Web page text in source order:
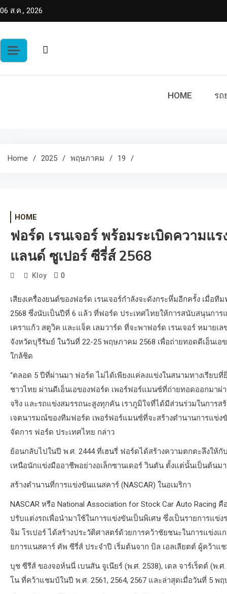
Skip
to
06 ส.ค., 2026
HOME ร
Home 2025 พฤษภาคม 19
HOME
ฟอร์ด เรนเจอร์ พร้อมระเบิดความแ
แลนด์ ซูเปอร์ ซีรี่ส์ 2568
Kloy 0
เสียงเครื่องยนต์ของฟอร์ด เรนเจอร์กำลังจะดังกระหึ่มอีกครั้ง เมื่
2568 ซึ่งนับเป็นปีที่ 6 แล้ว ที่ฟอร์ด ประเทศไทยให้การสนับสนุนกา
เคราแก้ว สตูวิค และแจ็ค เลมวาร์ด ที่จะพาฟอร์ด เรนเจอร์ หมาย
จังหวัดบุรีรัมย์ ในวันที่ 22-25 พฤษภาคม 2568 เพื่อถ่ายทอดดีเอ็น
ใกล้ชิด
“ตลอด 5 ปีที่ผ่านมา ฟอร์ด ไม่ได้เพียงแค่ลงแข่งในสนามทางเรี
ชาวไทย ผ่านดีเอ็นเอของฟอร์ด เพอร์ฟอร์แมนซ์ที่ถ่ายทอดออกมา
จริง และรถแข่งสมรรถนะสูงทุกคัน เราภูมิใจที่ได้มีส่วนร่วมในการ
เจตนารมณ์ของทีมฟอร์ด เพอร์ฟอร์แมนซ์ที่จะสร้างตำนานการแข่ง
จัดการ ฟอร์ด ประเทศไทย กล่าว
ย้อนกลับไปในปี พ.ศ. 2444 ที่เฮนรี่ ฟอร์ดได้สร้างความตกตะลึงใ
เหนือนักแข่งมืออาชีพอย่างอเล็กซานเดอร์ วินตัน ตั้งแต่นั้นเป็นต้น
สร้างตำนานที่การแข่งขันแนสคาร์ (NASCAR) ในอเมริกา
NASCAR หรือ National Association for Stock Car Auto
ปรับแต่งรถเพื่อนำมาใช้ในการแข่งขันเป็นพิเศษ ซึ่งเป็นรายการแ
จิม โรเปอร์ ได้สร้างประวัติศาสตร์ด้วยการคว้าชัยชนะในการแข่ง
ยการแนสคาร์ คัพ ซีรี่ส์ ประจำปี เริ่มต้นจาก บิล เอลเลียตต์ ผู้คว้า
บุช ซีรีส์ ของจอห์นนี่ เบนสัน จูเนียร์ (พ.ศ. 2538), เดล จาร์เร็ตต์ (พ.
โน ที่คว้าแชมป์ในปี พ.ศ. 2561, 2564, 2567 และล่าสุดเมื่อวันที่ 5 พ